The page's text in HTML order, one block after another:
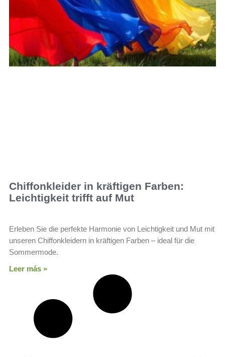
Chiffonkleider in kräftigen Farben:
Leichtigkeit trifft auf Mut
Erleben Sie die perfekte Harmonie von Leichtigkeit und Mut mit
unseren Chiffonkleidern in kräftigen Farben – ideal für die
Sommermode.
Leer más »